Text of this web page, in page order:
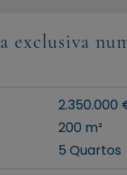
exclusiva
2.350.000
200 m²
5 Quartos